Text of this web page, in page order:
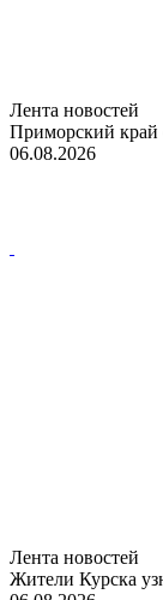
Лента новостей
Приморский край
06.08.2026
Лента новостей
Жители Курска